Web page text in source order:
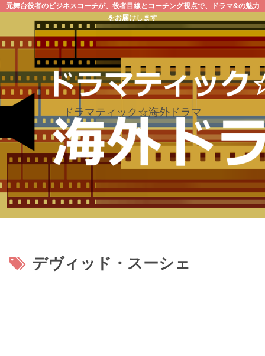
元舞台役者のビジネスコーチが、役者目線とコーチング視点で、ドラマ&の魅力
をお届けします
ドラマティック☆海外ドラマ
デヴィッド・スーシェ